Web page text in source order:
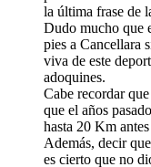
la última frase de
Dudo mucho que
pies a Cancellara
viva de este
adoquines.
Cabe recordar
que el años
hasta 20 Km
Además, decir
es cierto que no